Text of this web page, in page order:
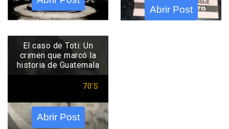
Abrir Post
El caso de Toti: Un
crimen que marcó la
historia de Guatemala
70'S
Abrir Post